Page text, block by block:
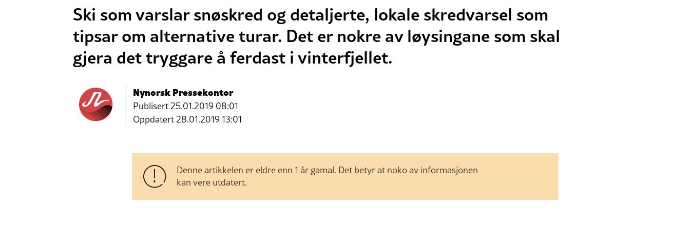
Ski som varslar snøskred og detaljerte, lokale skredvarsel som
tipsar om alternative turar. Det er nokre av løysingane som skal
gjera det tryggare å ferdast i vinterfjellet.
Nynorsk Pressekontor
Publisert25.01.2019 08:01
Oppdatert 28.01.2019 13:01
Denne artikkelen er eldre enn 1 år gamal. Det betyr at noko av informasjonen
kan vere utdatert.